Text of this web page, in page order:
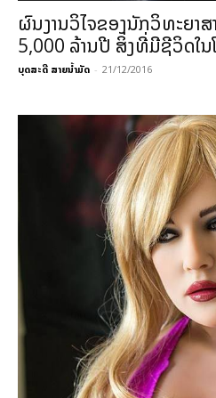
ຜົນງານວິໄຈຂອງນັກວິທະຍາ
5,000 ລ້ານປີ ສິ່ງທີ່ມີຊີວິດໃ
ບຸດສະດີ ສາຍນ້ຳມັດ - 21/12/2016